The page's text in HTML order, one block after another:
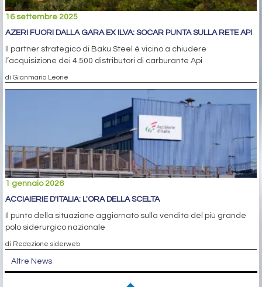
16 settembre 2025
AZERI FUORI DALLA GARA EX ILVA: SOCAR PUNTA SULLA RETE API
Il partner strategico di Baku Steel è vicino a chiudere
l’acquisizione dei 4.500 distributori di carburante Api
di Gianmario Leone
1 gennaio 2026
ACCIAIERIE D'ITALIA: L'ORA DELLA SCELTA
Il punto della situazione aggiornato sulla vendita del più grande
polo siderurgico nazionale
di Redazione siderweb
Altre News